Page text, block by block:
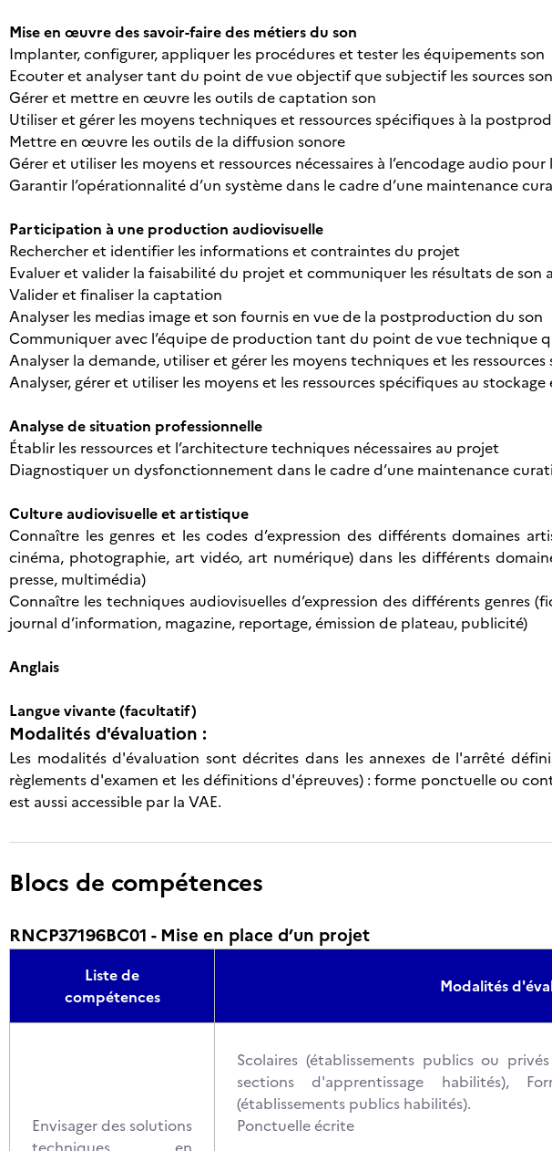
Mise en œuvre des savoir-faire des métiers du son
Implanter, configurer, appliquer les procédures et tester les équipements son
Ecouter et analyser tant du point de vue objectif que subjectif les sources
Gérer et mettre en œuvre les outils de captation son
Utiliser et gérer les moyens techniques et ressources spécifiques à la
Mettre en œuvre les outils de la diffusion sonore
Gérer et utiliser les moyens et ressources nécessaires à l’encodage audio
Garantir l’opérationnalité d’un système dans le cadre d’une maintenance
Participation à une production audiovisuelle
Rechercher et identifier les informations et contraintes du projet
Evaluer et valider la faisabilité du projet et communiquer les résultats de son
Valider et finaliser la captation
Analyser les medias image et son fournis en vue de la postproduction du son
Communiquer avec l’équipe de production tant du point de vue technique
Analyser la demande, utiliser et gérer les moyens techniques et les
Analyser, gérer et utiliser les moyens et les ressources spécifiques au
Analyse de situation professionnelle
Établir les ressources et l’architecture techniques nécessaires au projet
Diagnostiquer un dysfonctionnement dans le cadre d’une maintenance
Culture audiovisuelle et artistique
Connaître les genres et les codes d’expression des différents domaines
cinéma, photographie, art vidéo, art numérique) dans les différents
presse, multimédia)
Connaître les techniques audiovisuelles d’expression des différents genres
journal d’information, magazine, reportage, émission de plateau, publicité)
Anglais
Langue vivante (facultatif)
Modalités d'évaluation :
Les modalités d'évaluation sont décrites dans les annexes de l'arrêté
règlements d'examen et les définitions d'épreuves) : forme ponctuelle ou
est aussi accessible par la VAE.
Blocs de compétences
RNCP37196BC01 - Mise en place d’un projet
Liste de
compétences
Modalités
Envisager des solutions
Scolaires (établissements publics ou
sections d'apprentissage habilités),
(établissements publics habilités).
Ponctuelle écrite